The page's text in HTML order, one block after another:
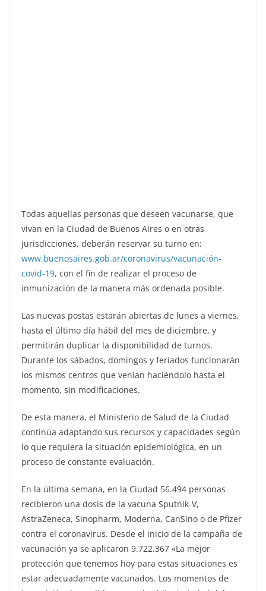
Todas aquellas personas que deseen vacunarse, que
vivan en la Ciudad de Buenos Aires o en otras
jurisdicciones, deberán reservar su turno en:
www.buenosaires.gob.ar/coronavirus/vacunación-
covid-19, con el fin de realizar el proceso de
inmunización de la manera más ordenada posible.
Las nuevas postas estarán abiertas de lunes a viernes,
hasta el último día hábil del mes de diciembre, y
permitirán duplicar la disponibilidad de turnos.
Durante los sábados, domingos y feriados funcionarán
los mismos centros que venían haciéndolo hasta el
momento, sin modificaciones.
De esta manera, el Ministerio de Salud de la Ciudad
continúa adaptando sus recursos y capacidades según
lo que requiera la situación epidemiológica, en un
proceso de constante evaluación.
En la última semana, en la Ciudad 56.494 personas
recibieron una dosis de la vacuna Sputnik-V,
AstraZeneca, Sinopharm, Moderna, CanSino o de Pfizer
contra el coronavirus. Desde el inicio de la campaña de
vacunación ya se aplicaron 9.722.367 «La mejor
protección que tenemos hoy para estas situaciones es
estar adecuadamente vacunados. Los momentos de